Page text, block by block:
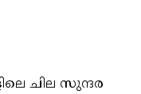
ചില സുന്ദര